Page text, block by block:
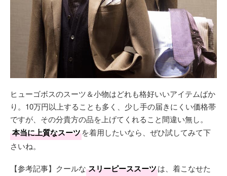
ヒューゴボスのスーツ＆小物はどれも格好いいアイテムばか
り。10万円以上することも多く、少し手の届きにくい価格帯
ですが、その分貴方の品を上げてくれること間違い無し。
本当に上質なスーツを着用したいなら、ぜひ試してみて下
さいね。
【参考記事】クールな スリーピーススーツは、着こなせた